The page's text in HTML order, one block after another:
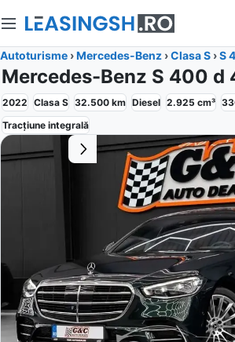
Autoturisme ›Mercedes-Benz ›Clasa S ›S
Mercedes-Benz S 400 d
2022 Clasa S 32.500 km Diesel 2.925 cm³
Tracțiune integrală